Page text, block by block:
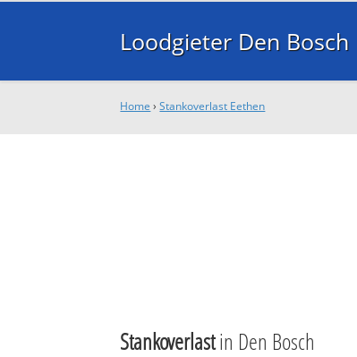
Loodgieter Den Bosch
Home ›Stankoverlast Eethen
Stankoverlastin Den Bosch